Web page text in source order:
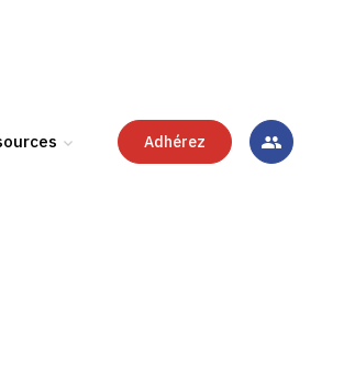
Adhérez